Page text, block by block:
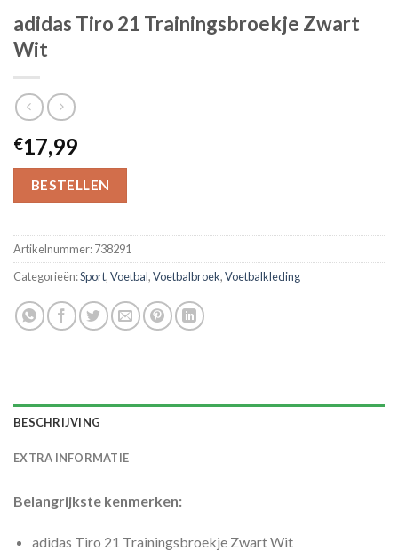
adidas Tiro 21 Trainingsbroekje Zwart
Wit
€17,99
BESTELLEN
Artikelnummer:738291
Categorieën:Sport,Voetbal,Voetbalbroek,Voetbalkleding
BESCHRIJVING
EXTRA INFORMATIE
Belangrijkste kenmerken:
adidas Tiro 21 Trainingsbroekje Zwart Wit